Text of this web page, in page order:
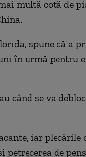
multă cotă de
spune că a
în urmă pentru
când se va
iar plecările
petrecerea de